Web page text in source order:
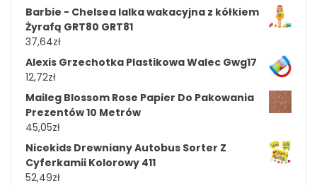
Barbie - Chelsea lalka wakacyjna z kółkiem
Żyrafą GRT80 GRT81
37,64zł
Alexis Grzechotka Plastikowa Walec Gwg17
12,72zł
Maileg Blossom Rose Papier Do Pakowania
Prezentów 10 Metrów
45,05zł
Nicekids Drewniany Autobus Sorter Z
Cyferkamii Kolorowy 411
52,49zł